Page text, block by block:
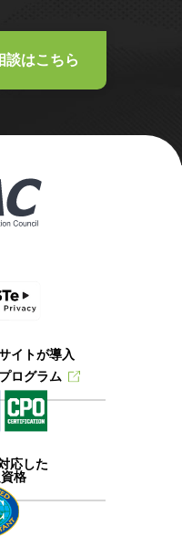
談はこちら
イトが導入
ログラム
応した
格